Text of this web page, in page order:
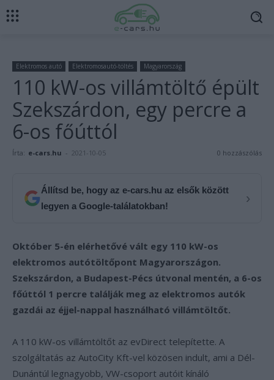
Elektromos autó Elektromosautó-töltés Magyarország
110 kW-os villámtöltő épült
Szekszárdon, egy percre a
6-os főúttól
Írta: e-cars.hu - 2021-10-05 0 hozzászólás
Állítsd be, hogy az e-cars.hu az elsők között
legyen a Google-találatokban!
›
Október 5-én elérhetővé vált egy 110 kW-os
elektromos autótöltőpont Magyarországon.
Szekszárdon, a Budapest-Pécs útvonal mentén, a 6-os
főúttól 1 percre találják meg az elektromos autók
gazdái az éjjel-nappal használható villámtöltőt.
A 110 kW-os villámtöltőt az evDirect telepítette. A
szolgáltatás az AutoCity Kft-vel közösen indult, ami a Dél-
Dunántúl legnagyobb, VW-csoport autóit kínáló